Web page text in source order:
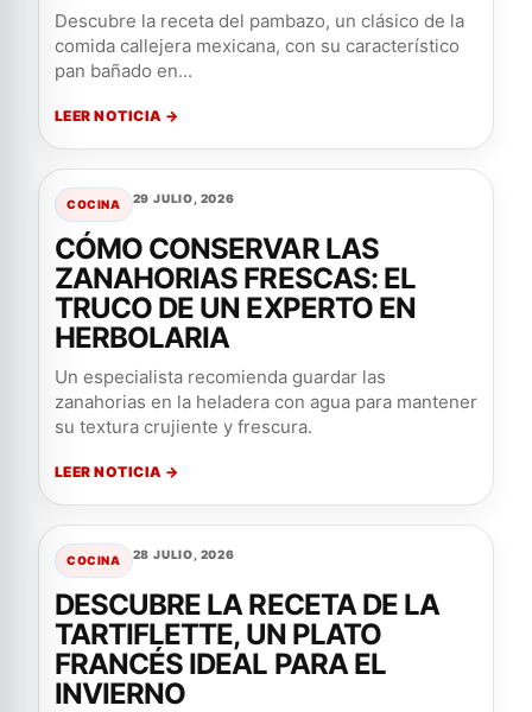
Descubre la receta del pambazo, un clásico de la
comida callejera mexicana, con su característico
pan bañado en...
LEER NOTICIA →
COCINA 29 JULIO, 2026
CÓMO CONSERVAR LAS
ZANAHORIAS FRESCAS: EL
TRUCO DE UN EXPERTO EN
HERBOLARIA
Un especialista recomienda guardar las
zanahorias en la heladera con agua para mantener
su textura crujiente y frescura.
LEER NOTICIA →
COCINA 28 JULIO, 2026
DESCUBRE LA RECETA DE LA
TARTIFLETTE, UN PLATO
FRANCÉS IDEAL PARA EL
INVIERNO